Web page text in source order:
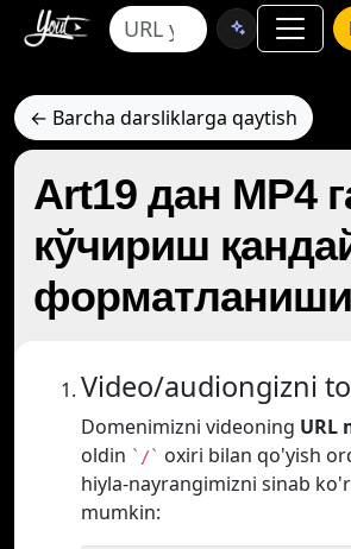
← Barcha darsliklarga qaytish
Art19 дан MP4
кўчириш
форматланиши
Video/audiongizni
Domenimizni videoning URL
oldin `/` oxiri bilan qo'yish
hiyla-nayrangimizni sinab
mumkin: